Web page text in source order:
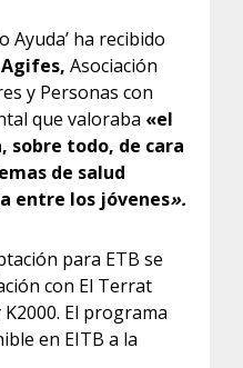
Ayuda’ ha recibido
Agifes, Asociación
y Personas con
que valoraba «el
sobre todo, de cara
de salud
entre los jóvenes».
para ETB se
con El Terrat
El programa
en EITB a la